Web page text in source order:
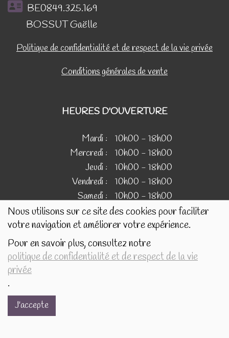
Nous utilisons sur ce site des cookies pour faciliter
votre navigation et améliorer votre expérience.
Pour en savoir plus, consultez notre
politique de confidentialité et de respect de la vie
privée
.
J'accepte
BE0849.325.169
BOSSUT Gaëlle
Politique de confidentialité et de respect de la vie privée
Conditions générales de vente
HEURES D'OUVERTURE
Mardi :
10h00 - 18h00
Mercredi :
10h00 - 18h00
Jeudi :
10h00 - 18h00
Vendredi :
10h00 - 18h00
Samedi :
10h00 - 18h00
IMAGES
Les images présentées pour illustrer les produits en vente
sur ce site ne sont pas contractuelles.